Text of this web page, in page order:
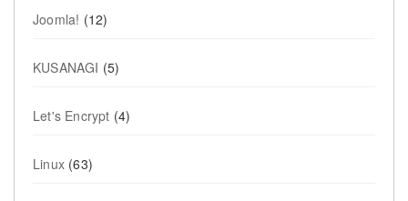
Joomla! (12)
KUSANAGI (5)
Let's Encrypt (4)
Linux (63)